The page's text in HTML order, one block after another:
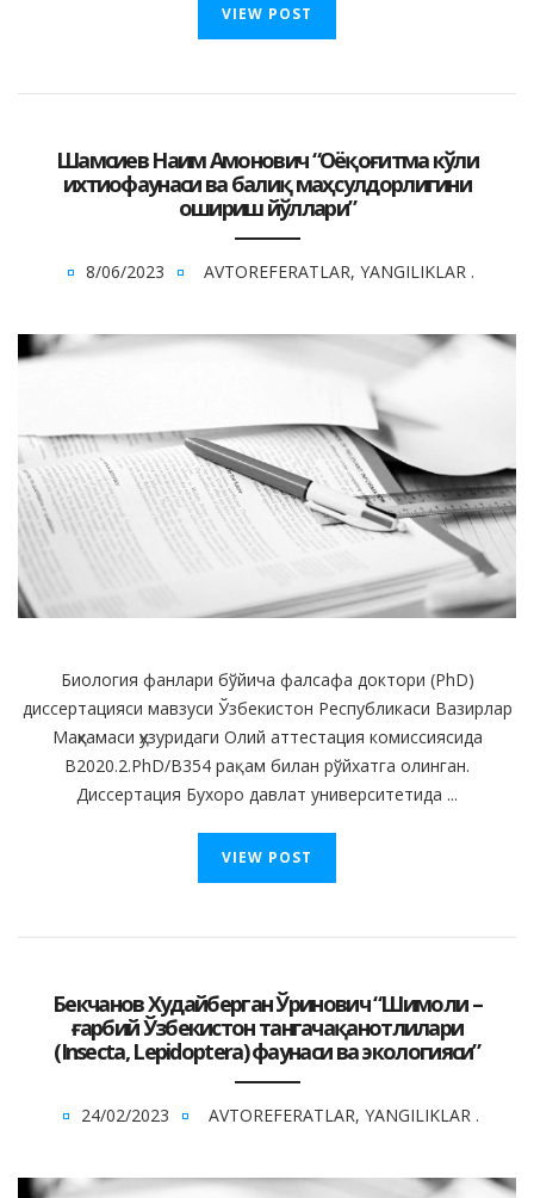
VIEW POST
Шамсиев Наим Амонович “Оёқоғитма кўли
ихтиофаунаси ва балиқ маҳсулдорлигини
ошириш йўллари”
8/06/2023 AVTOREFERATLAR, YANGILIKLAR .
Биология фанлари бўйича фалсафа доктори (PhD)
диссертацияси мавзуси Ўзбекистон Республикаси Вазирлар
Маҳкамаси ҳузуридаги Олий аттестация комиссиясида
B2020.2.PhD/B354 рақам билан рўйхатга олинган.
Диссертация Бухоро давлат университетида ...
VIEW POST
Бекчанов Худайберган Ўринович “Шимоли –
ғарбий Ўзбекистон тангачақанотлилари
(Insecta, Lepidoptera) фаунаси ва экологияси”
24/02/2023 AVTOREFERATLAR, YANGILIKLAR .